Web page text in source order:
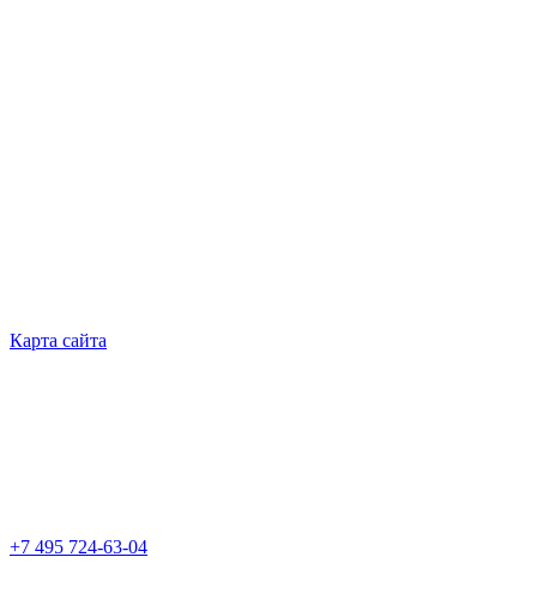
Карта сайта
+7 495 724-63-04